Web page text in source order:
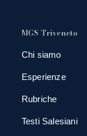
MGS Triveneto
Chi siamo
Esperienze
Rubriche
Testi Salesiani